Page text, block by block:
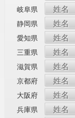
岐阜県 姓名
静岡県 姓名
愛知県 姓名
三重県 姓名
滋賀県 姓名
京都府 姓名
大阪府 姓名
兵庫県 姓名